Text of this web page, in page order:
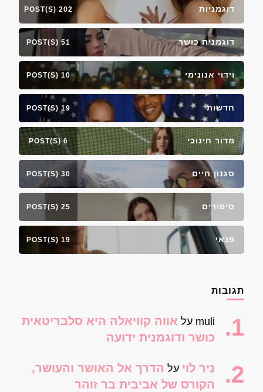
דוגמניות 202 POST(S)
דוגמנית כושר 51 POST(S)
וידוי אנונימי 10 POST(S)
חדשות 19 POST(S)
מדור חינוכי 6 POST(S)
סגנון חיים 30 POST(S)
סיפורים 25 POST(S)
פנאי 19 POST(S)
תגובות
muli על אווה קוויאלה היא סלבריטאית
כושר ודוגמנית ידועה
ניר לוי על הדרך אל האושר והעושר,
הקורס של אביבית בר זוהר